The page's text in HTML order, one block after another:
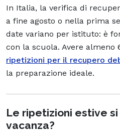
In Italia, la verifica di
a fine agosto o nella prima
date variano per istituto: è
con la scuola. Avere almeno
ripetizioni per il recupero
la preparazione ideale.
Le ripetizioni estive
vacanza?